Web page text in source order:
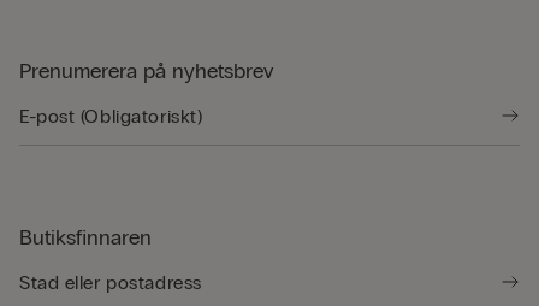
Prenumerera på nyhetsbrev
Butiksfinnaren